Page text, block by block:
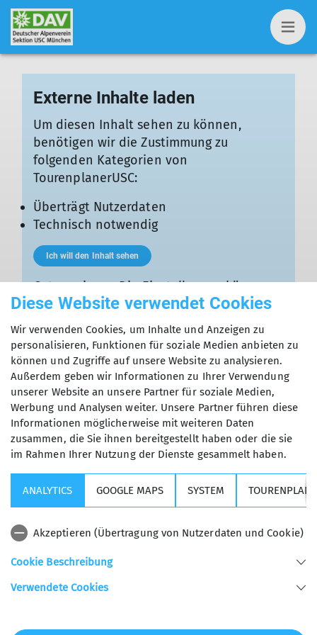
Externe Inhalte laden
Um diesen Inhalt sehen zu können,
benötigen wir die Zustimmung zu
folgenden Kategorien von
TourenplanerUSC:
Überträgt Nutzerdaten
Technisch notwendig
Ich will den Inhalt sehen
Gut zu wissen: Die Einstellungen können
jederzeit in denDatenschutz-
Einstellungen angepasst werden!
Kurse, Touren & Veranstaltungen
Sektion USC
Sektion Universitäts - Sportclub München des Deutschen Alpenvereins e.V.
Diese Website verwendet Cookies
Wir verwenden Cookies, um Inhalte und Anzeigen zu
personalisieren, Funktionen für soziale Medien anbieten zu
können und Zugriffe auf unsere Website zu analysieren.
Außerdem geben wir Informationen zu Ihrer Verwendung
unserer Website an unsere Partner für soziale Medien,
Werbung und Analysen weiter. Unsere Partner führen diese
Informationen möglicherweise mit weiteren Daten
zusammen, die Sie ihnen bereitgestellt haben oder die sie
im Rahmen Ihrer Nutzung der Dienste gesammelt haben.
ANALYTICS GOOGLE MAPS SYSTEM
Akzeptieren (Übertragung von Nutzerdaten und Cookie)
Cookie Beschreibung
Verwendete Cookies